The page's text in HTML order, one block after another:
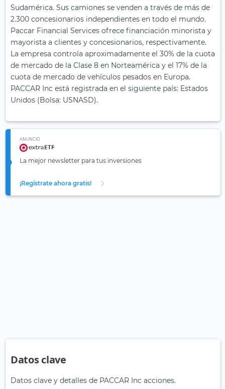
Sudamérica. Sus camiones se venden a través de más de
2.300 concesionarios independientes en todo el mundo.
Paccar Financial Services ofrece financiación minorista y
mayorista a clientes y concesionarios, respectivamente.
La empresa controla aproximadamente el 30% de la cuota
de mercado de la Clase 8 en Norteamérica y el 17% de la
cuota de mercado de vehículos pesados en Europa.
PACCAR Inc está registrada en el siguiente país: Estados
Unidos (Bolsa: USNASD).
ANUNCIO
La mejor newsletter para tus inversiones
¡Regístrate ahora gratis!
Datos clave
Datos clave y detalles de PACCAR Inc acciones.